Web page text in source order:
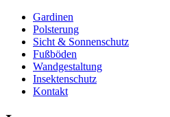
Gar­di­nen
Pol­sterung
Sicht & Sonnenschutz
Fußbö­den
Wandgestal­tung
Insek­ten­schutz
Kon­takt